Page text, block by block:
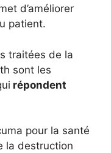
d’améliorer
patient.
traitées de la
sont les
répondent
pour la santé
la destruction